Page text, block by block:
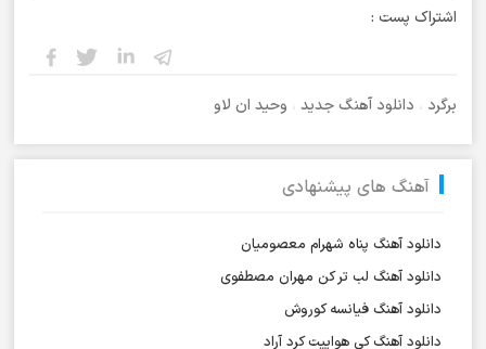
اشتراک پست :
برگرد ، دانلود آهنگ جدید ، وحید ان لاو
آهنگ های پیشنهادی
دانلود آهنگ پناه شهرام معصومیان
دانلود آهنگ لب تر کن مهران مصطفوی
دانلود آهنگ فیانسه کوروش
دانلود آهنگ کی هواییت کرد آراد